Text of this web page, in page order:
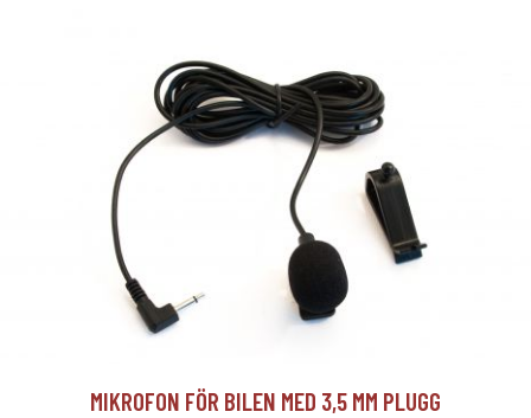
MIKROFON FÖR BILEN MED 3,5 MM PLUGG